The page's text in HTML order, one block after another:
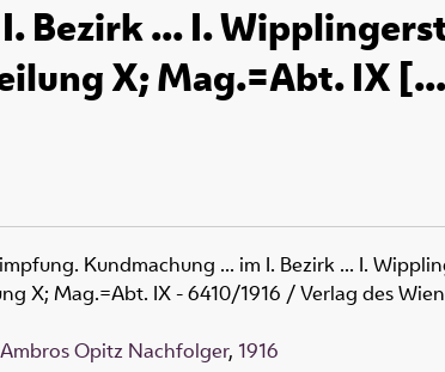
Bezirk ... I.
X; Mag.=Abt. IX
Kundmachung ... im I. Bezirk ... I.
X; Mag.=Abt. IX - 6410/1916 / Verlag des
Ambros Opitz Nachfolger, 1916